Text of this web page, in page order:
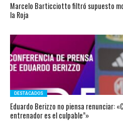
Marcelo Barticciotto filtró supuesto
la Roja
DESTACADOS
Eduardo Berizzo no piensa renunciar:
entrenador es el culpable”»